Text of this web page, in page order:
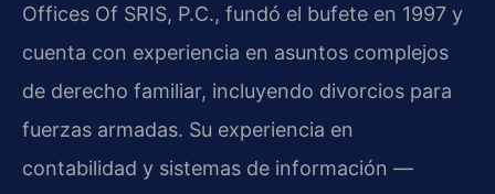
Offices Of SRIS, P.C., fundó el bufete en 1997 y
cuenta con experiencia en asuntos complejos
de derecho familiar, incluyendo divorcios para
fuerzas armadas. Su experiencia en
contabilidad y sistemas de información —